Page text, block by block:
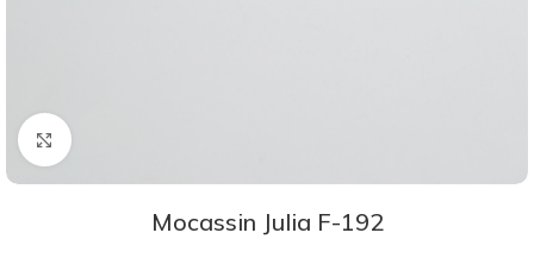
Agrandir
Mocassin Julia F-192